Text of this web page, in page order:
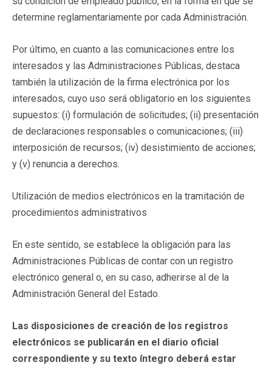
determine reglamentariamente por cada Administración.
Por último, en cuanto a las comunicaciones entre los
interesados y las Administraciones Públicas, destaca
también la utilización de la firma electrónica por los
interesados, cuyo uso será obligatorio en los siguientes
supuestos: (i) formulación de solicitudes; (ii) presentación
de declaraciones responsables o comunicaciones; (iii)
interposición de recursos; (iv) desistimiento de acciones;
y (v) renuncia a derechos.
Utilización de medios electrónicos en la tramitación de
procedimientos administrativos
En este sentido, se establece la obligación para las
Administraciones Públicas de contar con un registro
electrónico general o, en su caso, adherirse al de la
Administración General del Estado.
Las disposiciones de creación de los registros
electrónicos se publicarán en el diario oficial
correspondiente y su texto íntegro deberá estar